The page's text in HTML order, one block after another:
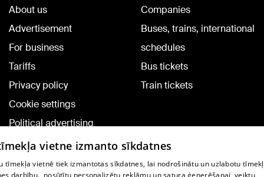
About us
Advertisement
For business
Tariffs
Privacy policy
Cookie settings
Political advertising
Cookie policy
Commenting terms
Companies
Buses, trains, international
schedules
Bus tickets
Train tickets
vietne izmanto sīkdatnes
tīmekļa vietnē tiek izmantotas sīkdatnes, lai nodrošinātu un uzlabotu
darbību., nosūtītu personalizētu reklāmu un satura ģenerēšanai, veiktu